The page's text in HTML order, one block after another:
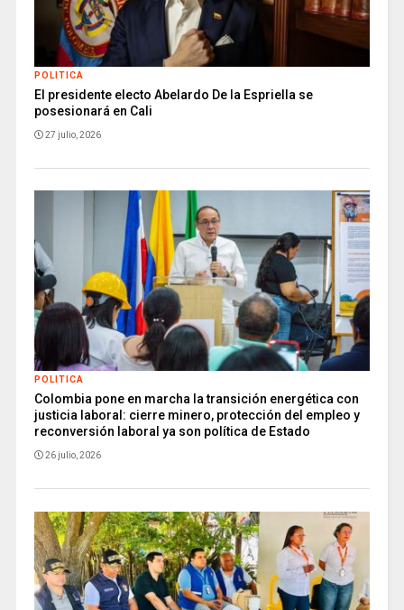
POLITICA
El presidente electo Abelardo De la Espriella se
posesionará en Cali
27 julio, 2026
POLITICA
Colombia pone en marcha la transición energética con
justicia laboral: cierre minero, protección del empleo y
reconversión laboral ya son política de Estado
26 julio, 2026